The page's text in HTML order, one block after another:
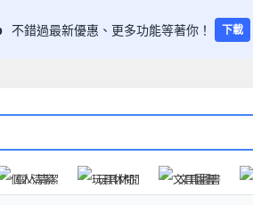
不錯過最新優惠、更多功能等著你！ 下載
個人清潔 玩具休閒 文具圖書